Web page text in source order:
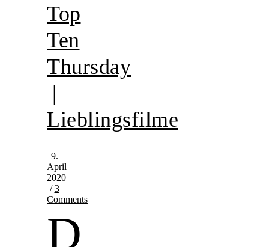
Top
Ten
Thursday
|
Lieblingsfilme
9.
April
2020
/ 3
Comments
D